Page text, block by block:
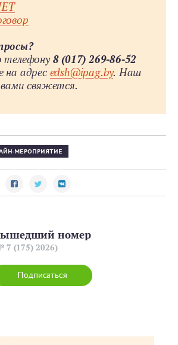
телефону 8 (017) 269-86-52
на адресedsh@ipag.by. Наш
свяжется.
МЕРОПРИЯТИЕ
Подписаться
номер
7 (175) 2026)